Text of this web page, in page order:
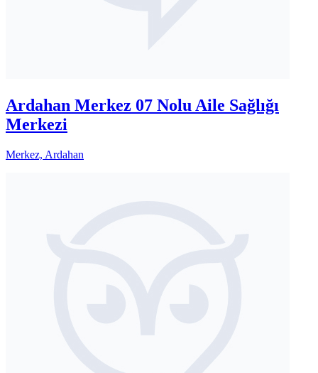
Ardahan Merkez 07 Nolu Aile Sağlığı
Merkezi
Merkez, Ardahan